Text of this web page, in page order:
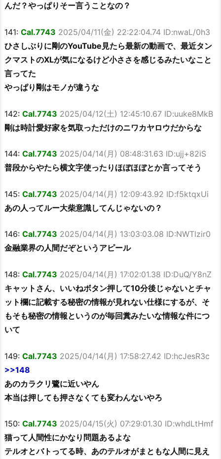
んだ？やっぱりそー言うことなの？
141: Cal.7743 2025/04/11(金) 22:22:04.74 ID:nwaL/0h3
ひさしぶりに剛のYouTube見たら最新の動画で、最近タン
クマストのXLが気になるけど小ささを感じるみたいなこと
言ってた
やっぱり剛はモノが違うな
142: Cal.7743 2025/04/12(土) 12:45:10.67 ID:uuke8MkB
剛は時計愛好家を気取っただけのニワカヤロウだからな
144: Cal.7743 2025/04/14(月) 08:48:31.63 ID:ujj+82iS
普段からやたら横文字使ったりほぼほぼとか言ってそう
145: Cal.7743 2025/04/14(月) 12:09:43.92 ID:f5ktqxUi
あの人ってルー大柴意識してんじゃないの？
146: Cal.7743 2025/04/14(月) 13:03:03.08 ID:NWTlzir0
金融業界の人間だぞというアピール
148: Cal.7743 2025/04/14(月) 17:02:01.38 ID:DuQ/Y8nZ
キャットさん、いいねボタン押して10分後じゃないとチャ
ット欄に記載する秘密の情報が見れない仕様にするが、そ
もそも秘密の情報というのが毎回糞みたいな情報な件につ
いて
149: Cal.7743 2025/04/14(月) 17:58:27.42 ID:hcJesR3c
>>148
あのカラクリ鷺に近いやん
本当は押しても押さなくても変わんないやろ
150: Cal.7743 2025/04/15(火) 07:29:01.30 ID:whdLtHmf
猫って人間性にかなり問題あるよな
テルオとバトってる時、あのテルオがまともな人間に見え